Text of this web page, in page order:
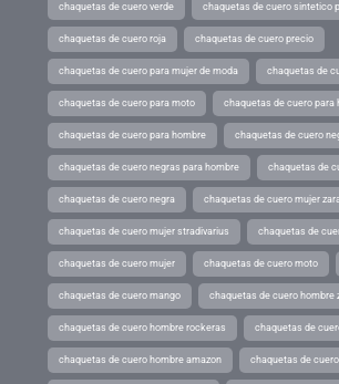
chaquetas de cuero verde chaquetas de cuero sintetico
chaquetas de cuero roja chaquetas de cuero precio
chaquetas de cuero para mujer de moda chaquetas de
chaquetas de cuero para moto chaquetas de cuero para
chaquetas de cuero para hombre chaquetas de cuero
chaquetas de cuero negras para hombre chaquetas de
chaquetas de cuero negra chaquetas de cuero mujer
chaquetas de cuero mujer stradivarius chaquetas de
chaquetas de cuero mujer chaquetas de cuero moto
chaquetas de cuero mango chaquetas de cuero hombre
chaquetas de cuero hombre rockeras chaquetas de
chaquetas de cuero hombre amazon chaquetas de